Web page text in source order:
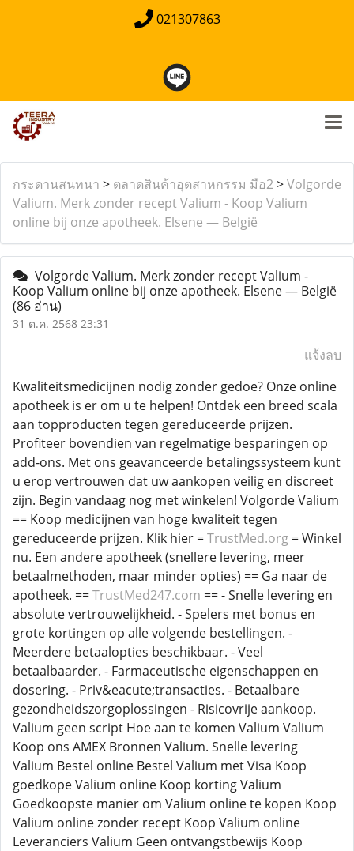
021307863
กระดานสนทนา > ตลาดสินค้าอุตสาหกรรม มือ2>Volgorde
Valium. Merk zonder recept Valium - Koop Valium
online bij onze apotheek. Elsene — België
Volgorde Valium. Merk zonder recept Valium -
Koop Valium online bij onze apotheek. Elsene — België
(86 อ่าน)
31 ต.ค. 2568 23:31
แจ้งลบ
Kwaliteitsmedicijnen nodig zonder gedoe? Onze online
apotheek is er om u te helpen! Ontdek een breed scala
aan topproducten tegen gereduceerde prijzen.
Profiteer bovendien van regelmatige besparingen op
add-ons. Met ons geavanceerde betalingssysteem kunt
u erop vertrouwen dat uw aankopen veilig en discreet
zijn. Begin vandaag nog met winkelen! Volgorde Valium
== Koop medicijnen van hoge kwaliteit tegen
gereduceerde prijzen. Klik hier =TrustMed.org = Winkel
nu. Een andere apotheek (snellere levering, meer
betaalmethoden, maar minder opties) == Ga naar de
apotheek. ==TrustMed247.com == - Snelle levering en
absolute vertrouwelijkheid. - Spelers met bonus en
grote kortingen op alle volgende bestellingen. -
Meerdere betaalopties beschikbaar. - Veel
betaalbaarder. - Farmaceutische eigenschappen en
dosering. - Priv&eacute;transacties. - Betaalbare
gezondheidszorgoplossingen - Risicovrije aankoop.
Valium geen script Hoe aan te komen Valium Valium
Koop ons AMEX Bronnen Valium. Snelle levering
Valium Bestel online Bestel Valium met Visa Koop
goedkope Valium online Koop korting Valium
Goedkoopste manier om Valium online te kopen Koop
Valium online zonder recept Koop Valium online
Leveranciers Valium Geen ontvangstbewijs Koop